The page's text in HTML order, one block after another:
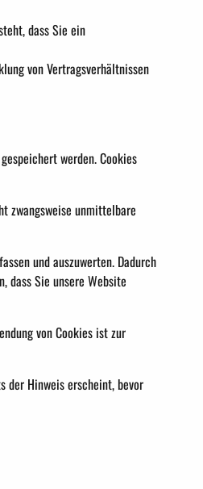
dass Sie ein
von Vertragsverhältnissen
werden. Cookies
zwangsweise unmittelbare
und auszuwerten. Dadurch
dass Sie unsere Website
von Cookies ist zur
der Hinweis erscheint, bevor